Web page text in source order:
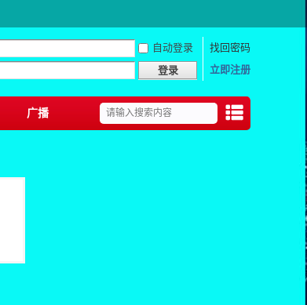
自动登录
找回密码
登录 立即注册
捷导
广播